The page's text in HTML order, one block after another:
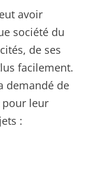
avoir
société du
de ses
facilement.
demandé de
leur
: